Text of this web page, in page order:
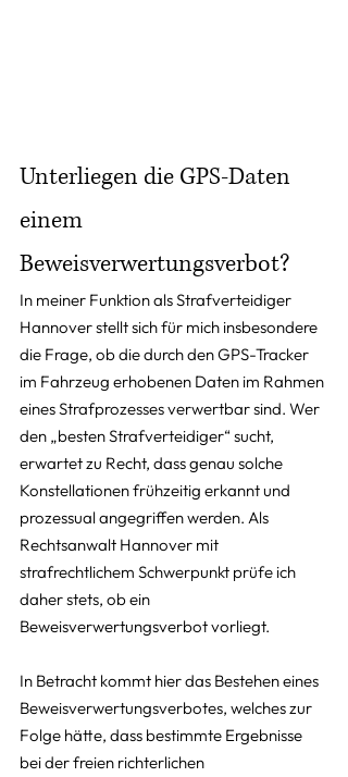
Unterliegen die GPS-Daten
einem
Beweisverwertungsverbot?
In meiner Funktion als Strafverteidiger
Hannover stellt sich für mich insbesondere
die Frage, ob die durch den GPS-Tracker
im Fahrzeug erhobenen Daten im Rahmen
eines Strafprozesses verwertbar sind. Wer
den „besten Strafverteidiger“ sucht,
erwartet zu Recht, dass genau solche
Konstellationen frühzeitig erkannt und
prozessual angegriffen werden. Als
Rechtsanwalt Hannover mit
strafrechtlichem Schwerpunkt prüfe ich
daher stets, ob ein
Beweisverwertungsverbot vorliegt.
In Betracht kommt hier das Bestehen eines
Beweisverwertungsverbotes, welches zur
Folge hätte, dass bestimmte Ergebnisse
bei der freien richterlichen